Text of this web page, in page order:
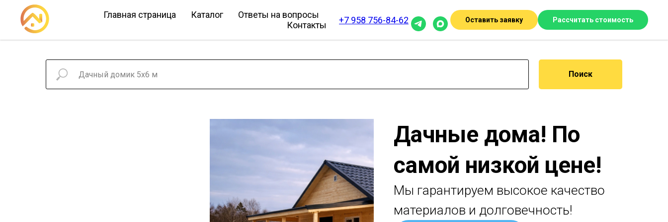
Главная страница Каталог
Ответы на вопросы
Контакты
+7 958 756-84-62 Оставить заявку Рассчитать стоимость
Поиск
Дачные дома! По
самой низкой цене!
Мы гарантируем высокое качество
материалов и долговечность!